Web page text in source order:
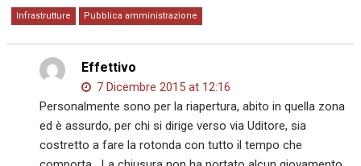
Infrastrutture Pubblica amministrazione
Effettivo
7 Dicembre 2015 at 12:16
Personalmente sono per la riapertura, abito in quella zona
ed è assurdo, per chi si dirige verso via Uditore, sia
costretto a fare la rotonda con tutto il tempo che